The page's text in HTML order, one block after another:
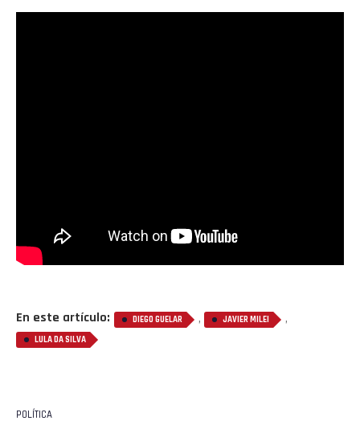
En este artículo: DIEGO GUELAR , JAVIER MILEI ,
LULA DA SILVA
POLÍTICA